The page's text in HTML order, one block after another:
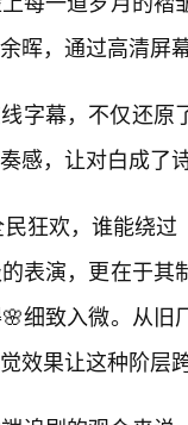
晖，通过高清屏
字幕，不仅还
感，让对白成了
狂欢，谁能绕
表演，更在于
细致入微。从
效果让这种阶层